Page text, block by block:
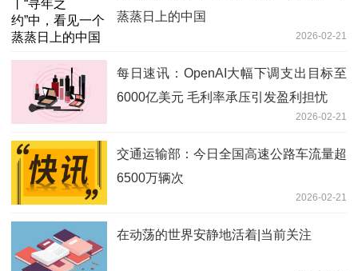
蒸蒸日上的中国
2026-02-21
每日速讯：OpenAI大幅下调支出目标至
6000亿美元 毛利率承压引发盈利担忧
2026-02-21
交通运输部：今日全国高速公路车流量超
6500万辆次
2026-02-21
在动荡的世界安静地活着|当前关注